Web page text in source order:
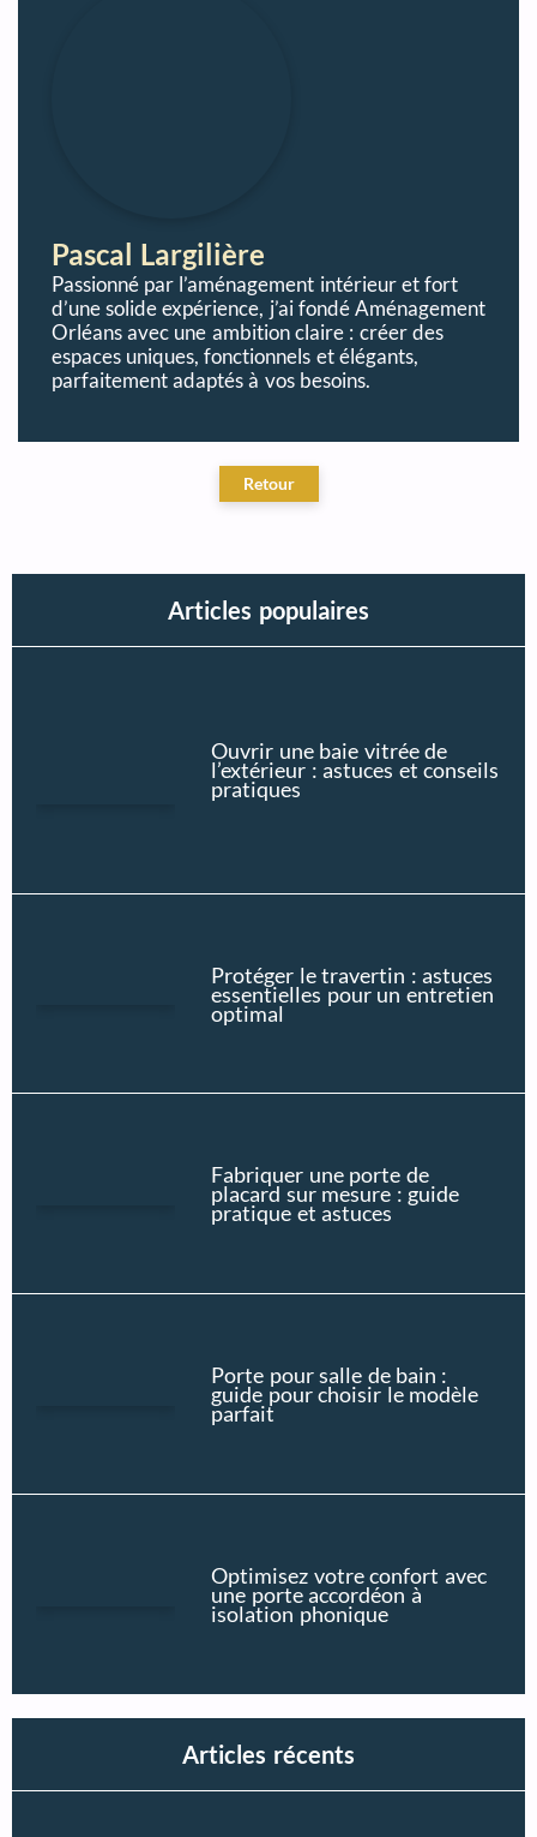
Pascal Largilière
Passionné par l’aménagement intérieur et fort
d’une solide expérience, j’ai fondé Aménagement
Orléans avec une ambition claire : créer des
espaces uniques, fonctionnels et élégants,
parfaitement adaptés à vos besoins.
Articles populaires
Ouvrir une baie vitrée de
l’extérieur : astuces et conseils
pratiques
Protéger le travertin : astuces
essentielles pour un entretien
optimal
Fabriquer une porte de
placard sur mesure : guide
pratique et astuces
Porte pour salle de bain :
guide pour choisir le modèle
parfait
Optimisez votre confort avec
une porte accordéon à
isolation phonique
Articles récents